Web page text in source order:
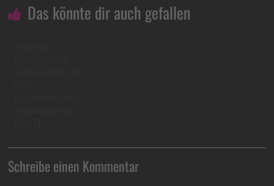
Das könnte dir auch gefallen
Schreibe einen Kommentar